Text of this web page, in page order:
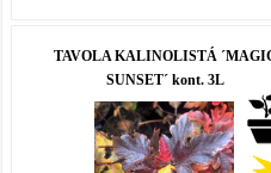
TAVOLA KALINOLISTÁ
SUNSET´ kont. 3L